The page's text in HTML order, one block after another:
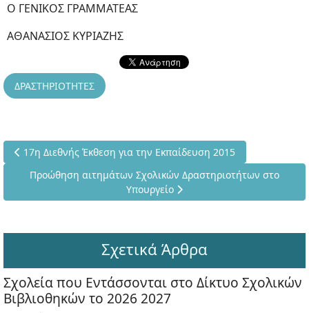
Ο ΓΕΝΙΚΟΣ ΓΡΑΜΜΑΤΕΑΣ
ΑΘΑΝΑΣΙΟΣ ΚΥΡΙΑΖΗΣ
ΔΡΑΣΤΗΡΙΟΤΗΤΕΣ
Προηγούμενο άρθρο: 17η Διεθνής Έκθεση για την Εκπαίδευση
17η Διεθνής Έκθεση για την Εκπαίδευση 2015
Επόμενο άρθρο: Προώθηση αιτημάτων Σχολικών
Προώθηση αιτημάτων Σχολικών Δραστηριοτήτων στο
Υπουργείο
Σχετικά Άρθρα
Σχολεία που Εντάσσονται στο Δίκτυο Σχολικών
Βιβλιοθηκών το 2026 2027